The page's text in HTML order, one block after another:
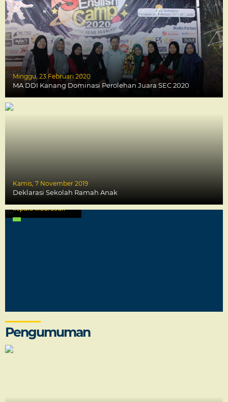
Minggu, 23 Februari 2020
MA DDI Kanang Dominasi Perolehan Juara SEC 2020
Kamis, 7 November 2019
Deklarasi Sekolah Ramah Anak
Drs. SJAMSUDDIN,
Kepala Madrasah
Pengumuman